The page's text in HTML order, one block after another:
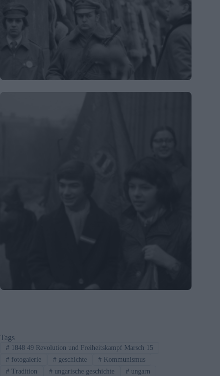
Tags
#1848 49 Revolution und Freiheitskampf Marsch 15
#fotogalerie #geschichte # Kommunismus
#Tradition #ungarische geschichte # ungarn